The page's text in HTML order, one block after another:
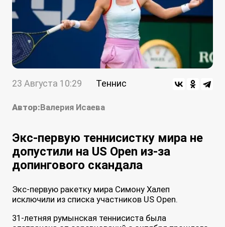
23 Августа 10:29 Теннис
Автор:Валерия Исаева
Экс-первую теннисистку мира не
допустили на US Open из-за
допингового скандала
Экс-первую ракетку мира Симону Халеп
исключили из списка участников US Open.
31-летняя румынская теннисиста была